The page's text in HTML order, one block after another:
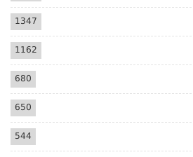
1347
1162
680
650
544